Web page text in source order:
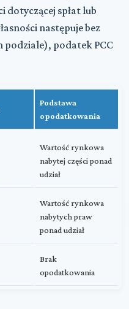
dotyczącej spłat lub
następuje bez
podatek PCC
Podstawa
opodatkowania
Wartość rynkowa
nabytej części ponad
udział
Wartość rynkowa
nabytych praw
ponad udział
Brak
opodatkowania